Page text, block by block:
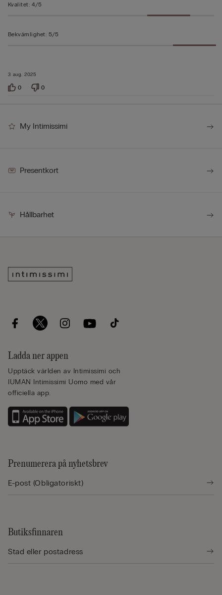
3 aug. 2025
Kvalitet: 4/5
Bekvämlighet: 5/5
0 0
My Intimissimi
Presentkort
Hållbarhet
Ladda ner appen
Upptäck världen av Intimissimi och
IUMAN Intimissimi Uomo med vår
officiella app.
Prenumerera på nyhetsbrev
Butiksfinnaren